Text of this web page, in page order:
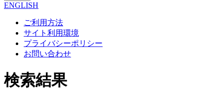
ENGLISH
ご利用方法
サイト利用環境
プライバシーポリシー
お問い合わせ
検索結果